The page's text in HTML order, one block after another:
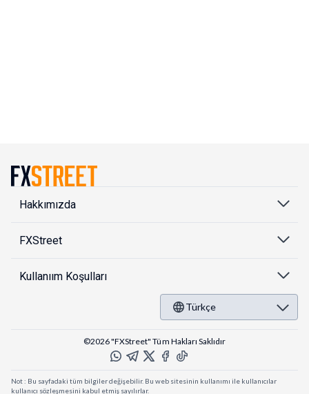
Hakkımızda
FXStreet
Kullanıım Koşulları
Türkçe
©2026 "FXStreet" Tüm Hakları Saklıdır
Not : Bu sayfadaki tüm bilgiler değişebilir. Bu web sitesinin kullanımı ile kullanıcılar
kullanıcı sözleşmesini kabul etmiş sayılırlar.